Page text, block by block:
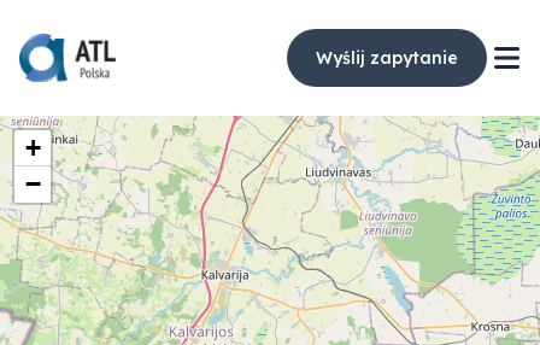
Wyślij zapytanie
+
−